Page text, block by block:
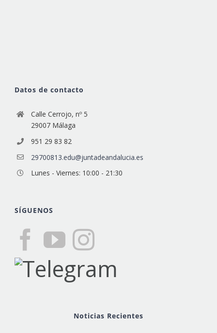
Datos de contacto
Calle Cerrojo, nº 5
29007 Málaga
951 29 83 82
29700813.edu@juntadeandalucia.es
Lunes - Viernes: 10:00 - 21:30
SÍGUENOS
Noticias Recientes